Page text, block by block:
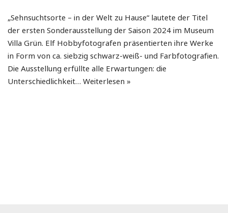
„Sehnsuchtsorte – in der Welt zu Hause“ lautete der Titel
der ersten Sonderausstellung der Saison 2024 im Museum
Villa Grün. Elf Hobbyfotografen präsentierten ihre Werke
in Form von ca. siebzig schwarz-weiß- und Farbfotografien.
Die Ausstellung erfüllte alle Erwartungen: die
Unterschiedlichkeit…Weiterlesen »